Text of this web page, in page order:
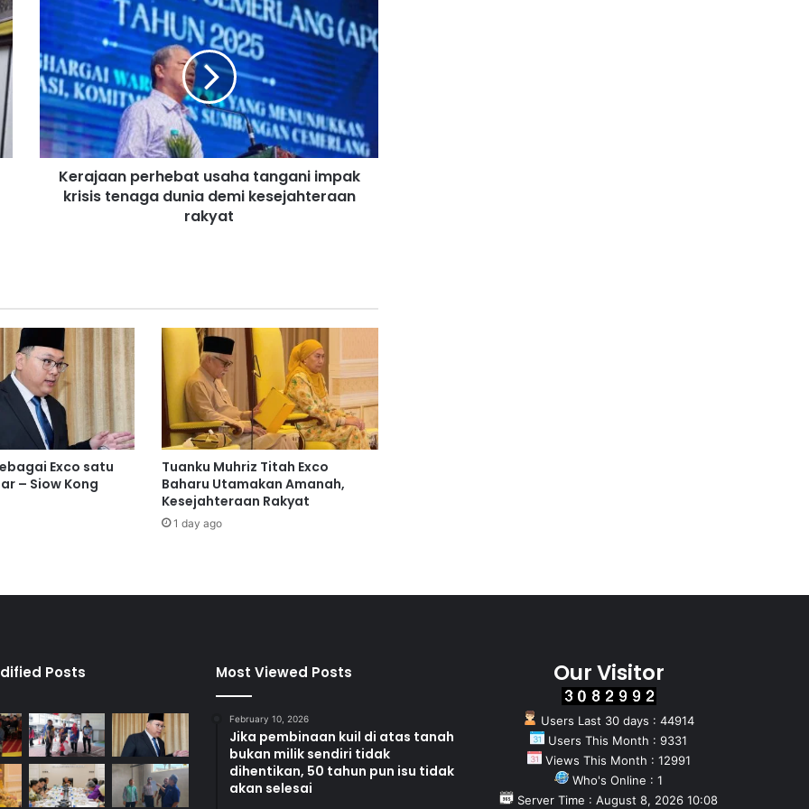
e
a
j
a
a
n
p
u
s
a
h
a
t
a
n
g
a
a
i
s
t
e
n
a
Kerajaan perhebat usaha tangani impak
krisis tenaga dunia demi kesejahteraan
rakyat
Exco satu
– Siow Kong
Tuanku Muhriz Titah Exco
Baharu Utamakan Amanah,
Kesejahteraan Rakyat
1 day ago
Posts Most Viewed Posts
February 10, 2026
Jika pembinaan kuil di atas tanah
bukan milik sendiri tidak
dihentikan, 50 tahun pun isu tidak
akan selesai
Our Visitor
Users Last 30 days : 44914
Users This Month : 9331
Views This Month : 12991
Who's Online : 1
Server Time : August 8, 2026 10:08